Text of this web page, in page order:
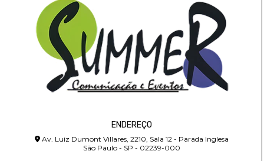
ENDEREÇO
Av. Luiz Dumont Villares, 2210, Sala 12 - Parada Inglesa
São Paulo - SP - 02239-000